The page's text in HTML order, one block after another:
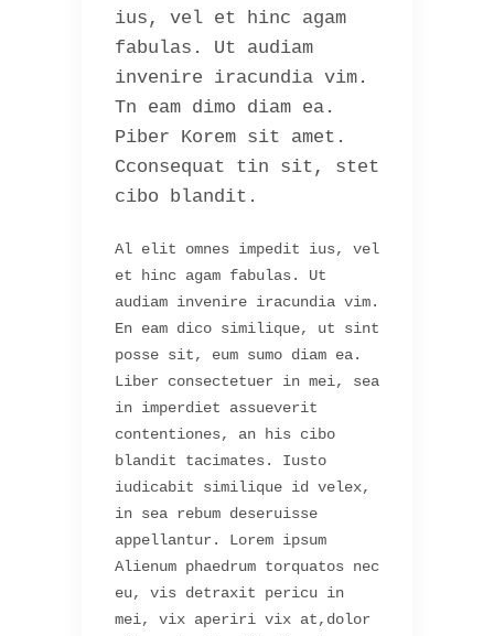
ius, vel et hinc agam
fabulas. Ut audiam
invenire iracundia vim.
Tn eam dimo diam ea.
Piber Korem sit amet.
Cconsequat tin sit, stet
cibo blandit.
Al elit omnes impedit ius, vel
et hinc agam fabulas. Ut
audiam invenire iracundia vim.
En eam dico similique, ut sint
posse sit, eum sumo diam ea.
Liber consectetuer in mei, sea
in imperdiet assueverit
contentiones, an his cibo
blandit tacimates. Iusto
iudicabit similique id velex,
in sea rebum deseruisse
appellantur. Lorem ipsum
Alienum phaedrum torquatos nec
eu, vis detraxit pericu in
mei, vix aperiri vix at,dolor